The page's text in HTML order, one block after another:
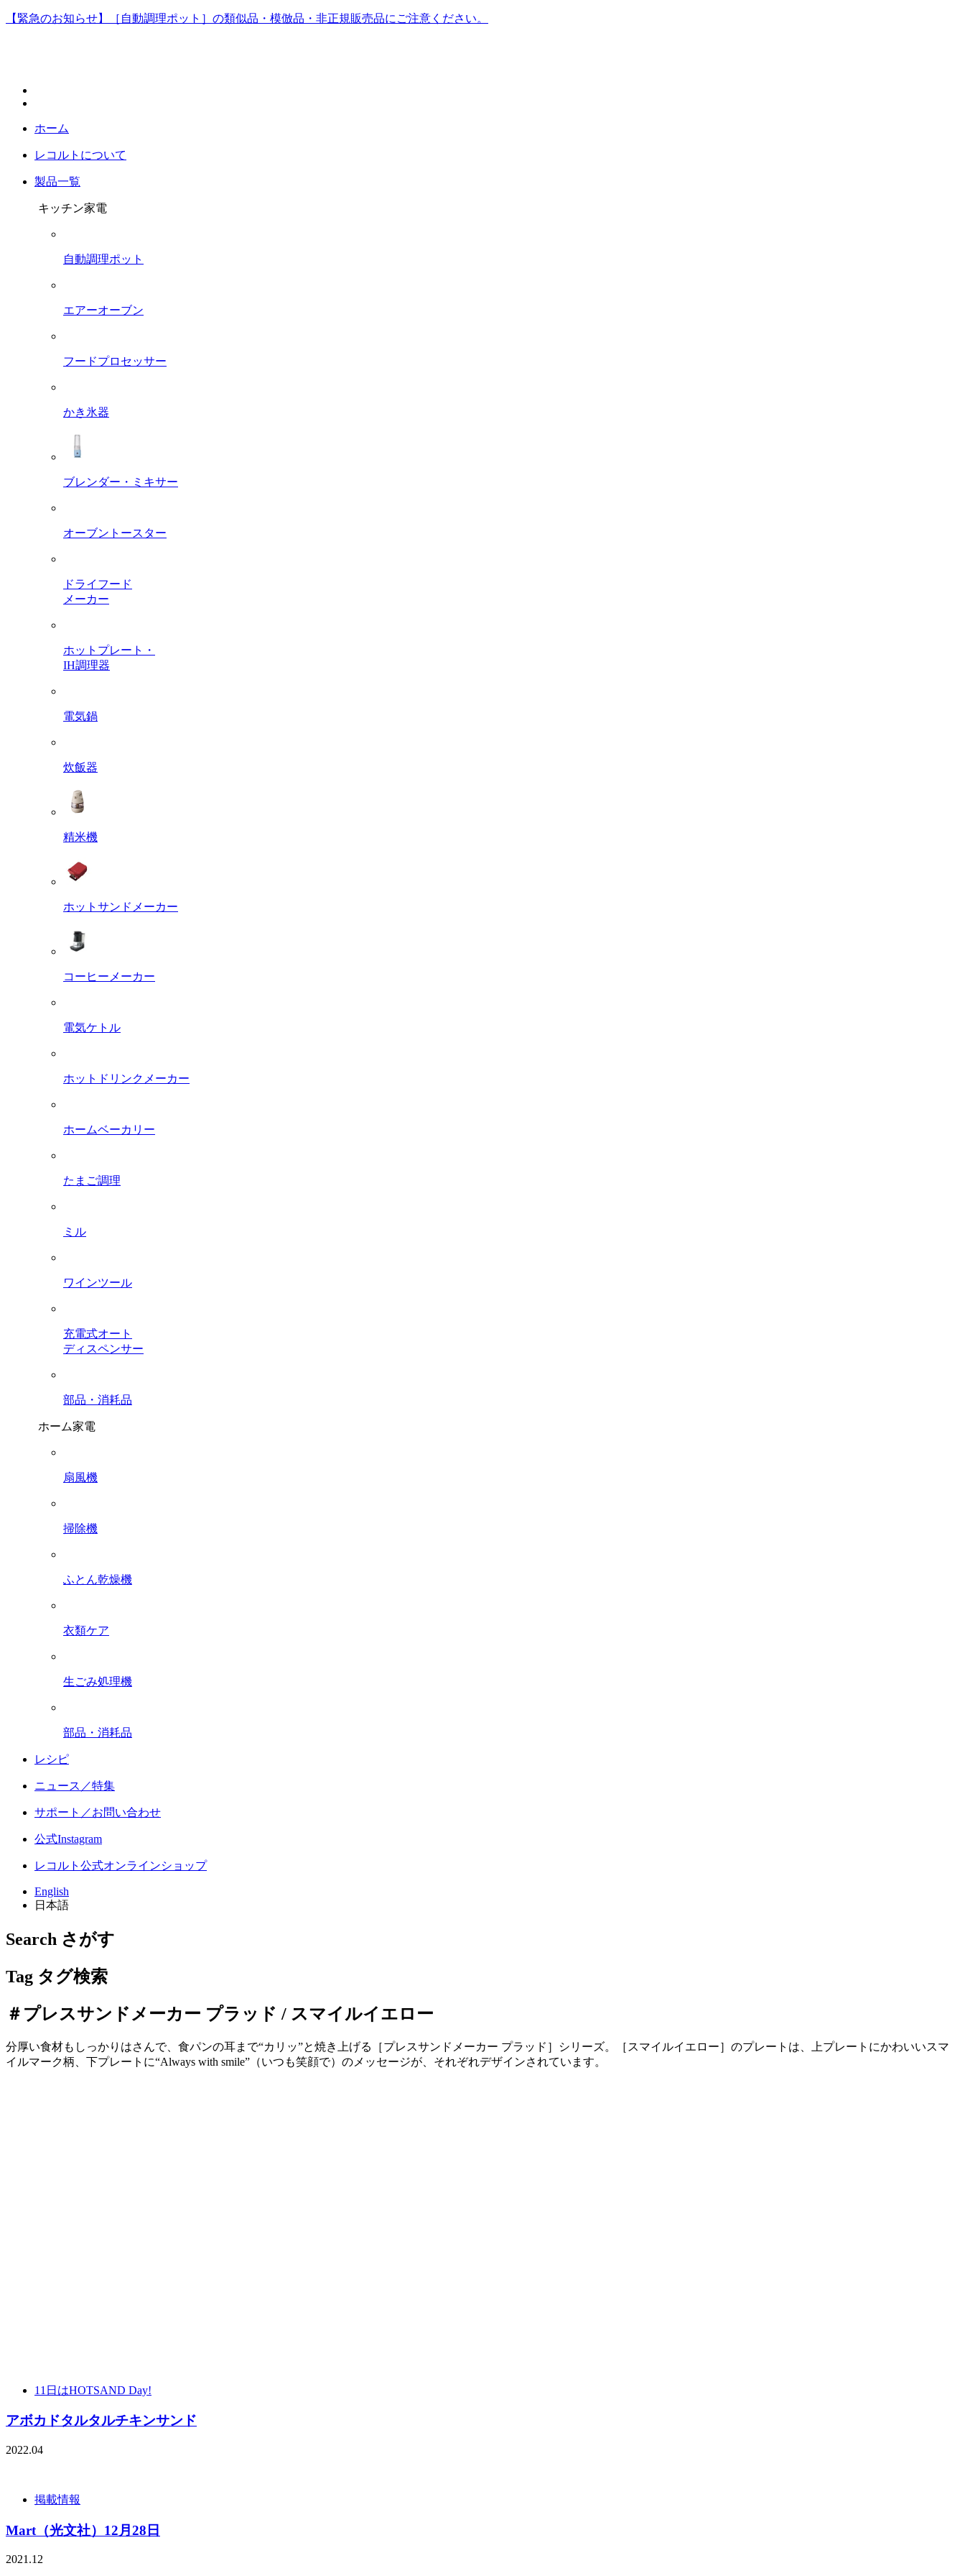
【緊急のお知らせ】［自動調理ポット］の類似品・模倣品・非正規販売品にご注意ください。
ホーム
レコルトについて
製品一覧
キッチン家電
自動調理ポット
エアーオーブン
フードプロセッサー
かき氷器
ブレンダー・ミキサー
オーブントースター
ドライフード
メーカー
ホットプレート・
IH調理器
電気鍋
炊飯器
精米機
ホットサンドメーカー
コーヒーメーカー
電気ケトル
ホットドリンクメーカー
ホームベーカリー
たまご調理
ミル
ワインツール
充電式オート
ディスペンサー
部品・消耗品
ホーム家電
扇風機
掃除機
ふとん乾燥機
衣類ケア
生ごみ処理機
部品・消耗品
レシピ
ニュース／特集
サポート／お問い合わせ
公式Instagram
レコルト公式オンラインショップ
English
日本語
Search さがす
Tag タグ検索
＃プレスサンドメーカー プラッド / スマイルイエロー
分厚い食材もしっかりはさんで、食パンの耳まで“カリッ”と焼き上げる［プレスサンドメーカー プラッド］シリーズ。［スマイルイエロー］のプレートは、上プレートにかわいいスマ
イルマーク柄、下プレートに“Always with smile”（いつも笑顔で）のメッセージが、それぞれデザインされています。
11日はHOTSAND Day!
アボカドタルタルチキンサンド
2022.04
掲載情報
Mart（光文社）12月28日
2021.12